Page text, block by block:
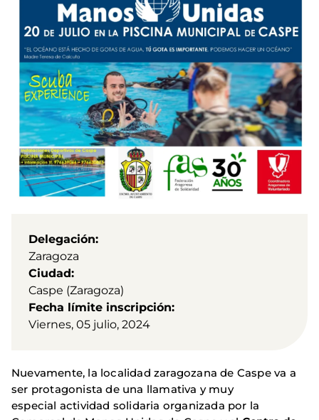
Delegación
Zaragoza
Ciudad
Caspe (Zaragoza)
Fecha límite inscripción
Viernes, 05 julio, 2024
Nuevamente, la localidad zaragozana de Caspe va a
ser protagonista de una llamativa y muy
especial actividad solidaria organizada por la